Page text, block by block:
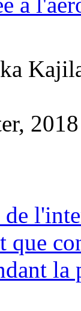
2018